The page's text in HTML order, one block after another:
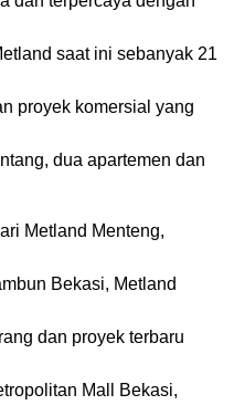
saat ini sebanyak 21
proyek komersial yang
dua apartemen dan
Metland Menteng,
Bekasi, Metland
dan proyek terbaru
Mall Bekasi,